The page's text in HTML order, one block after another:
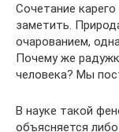
Сочетание
заметить.
очарованием,
Почему же
человека? Мы
В науке такой
объясняется